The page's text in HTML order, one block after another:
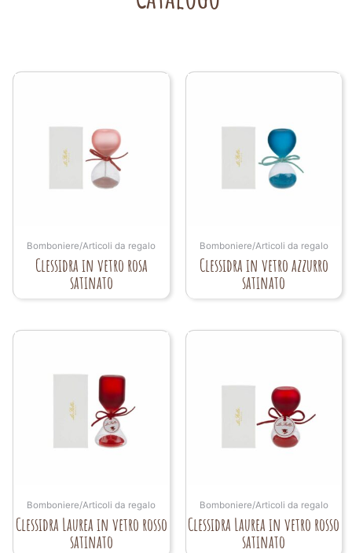
Bomboniere/Articoli da regalo
Clessidra in vetro rosa
satinato
Bomboniere/Articoli da regalo
Clessidra in vetro azzurro
satinato
Bomboniere/Articoli da regalo
Clessidra Laurea in vetro rosso
satinato
Bomboniere/Articoli da regalo
Clessidra Laurea in vetro rosso
satinato